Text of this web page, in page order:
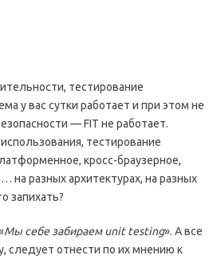
тестирование
у вас сутки работает и при этом не
— FIT не работает.
тестирование
кросс-браузерное,
на разных архитектурах, на разных
запихать?
Мы себе забираем unit testing». А все
следует отнести по их мнению к